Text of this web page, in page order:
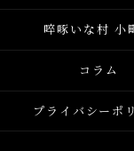
啐啄いな村 小
コラム
プライバシーポ